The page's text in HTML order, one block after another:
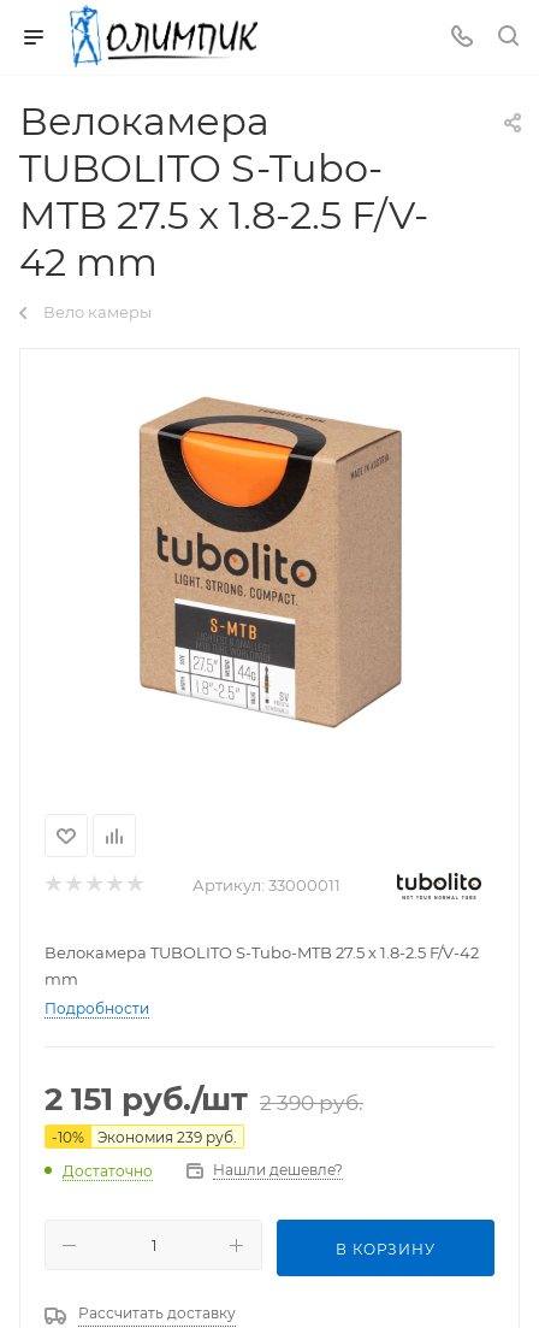
Велокамера
TUBOLITO S-Tubo-
MTB 27.5 x 1.8-2.5 F/V-
42 mm
Вело камеры
Артикул: 33000011
Велокамера TUBOLITO S-Tubo-MTB 27.5 x 1.8-2.5 F/V-42
mm
Подробности
2 151 руб./шт 2 390руб.
-10% Экономия 239 руб.
Достаточно
Нашли дешевле?
В КОРЗИНУ
Рассчитать доставку